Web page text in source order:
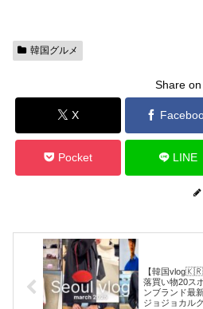
韓国グルメ
Share on
X
Pocket LINE
【韓国
落買い物20ス
ンブランド最
ジョジョカル